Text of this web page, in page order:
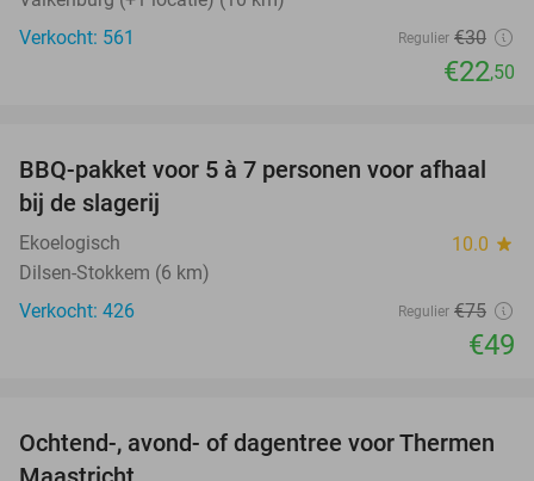
Verkocht: 561
Regulier €30
€22,50
35%
BBQ-pakket voor 5 à 7 personen voor afhaal
bij de slagerij
Ekoelogisch 10.0 star
Dilsen-Stokkem (6 km)
Verkocht: 426
Regulier €75
€49
25%
Ochtend-, avond- of dagentree voor Thermen